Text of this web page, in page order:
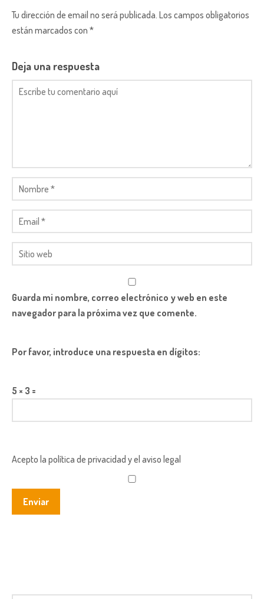
Tu dirección de email no será publicada. Los campos obligatorios
están marcados con *
Deja una respuesta
Guarda mi nombre, correo electrónico y web en este
navegador para la próxima vez que comente.
Por favor, introduce una respuesta en dígitos:
5 × 3 =
Acepto la política de privacidad y el aviso legal